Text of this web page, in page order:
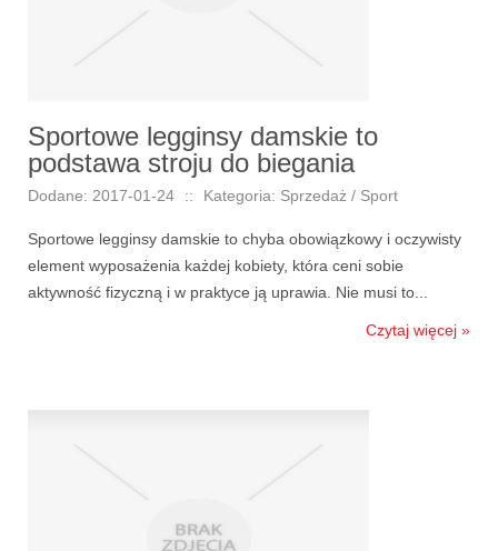
Sportowe legginsy damskie to
podstawa stroju do biegania
Dodane: 2017-01-24 :: Kategoria: Sprzedaż / Sport
Sportowe legginsy damskie to chyba obowiązkowy i oczywisty
element wyposażenia każdej kobiety, która ceni sobie
aktywność fizyczną i w praktyce ją uprawia. Nie musi to...
Czytaj więcej »